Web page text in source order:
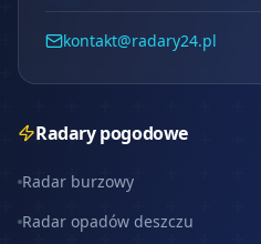
kontakt@radary24.pl
Radary pogodowe
Radar burzowy
Radar opadów deszczu